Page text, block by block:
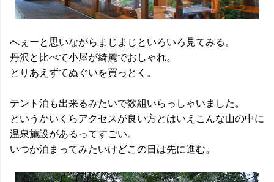
へぇーと思いながらまじまじといろいろ見てみる。
丹沢と比べて小屋が綺麗でおしゃれ。
とりあえずてぬぐいを買っとく。
テント泊も出来るみたいで数組いらっしゃいました。
というかいくらアクセスが良い方とはいえこんな山の中に
温泉施設があるってすごい。
いつか泊まってみたいけどこの日は先に進む。